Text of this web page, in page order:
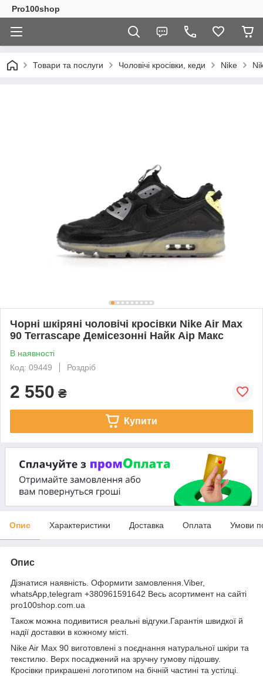
Pro100shop
Товари та послуги Чоловічі кросівки, кеди Nike
Чорні шкіряні чоловічі кросівки Nike Air Max
90 Terrascape Демісезонні Найк Аір Макс
В наявності
Код: 09449
Роздріб
2 550 ₴
Купити
Опис Характеристики Доставка Оплата Умови
Опис
Дізнатися наявність. Оформити замовлення.Viber,
whatsApp,telegram +380961591642 Весь асортимент на сайті
pro100shop.com.ua
Також можна подивитися реальні відгуки.Гарантія швидкої й
надії доставки в кожному місті.
Nike Air Max 90 виготовлені з поєднання натуральної шкіри та
текстилю. Верх посаджений на зручну гумову підошву.
Кросівки прикрашені логотипом на бічній частині та устілці.